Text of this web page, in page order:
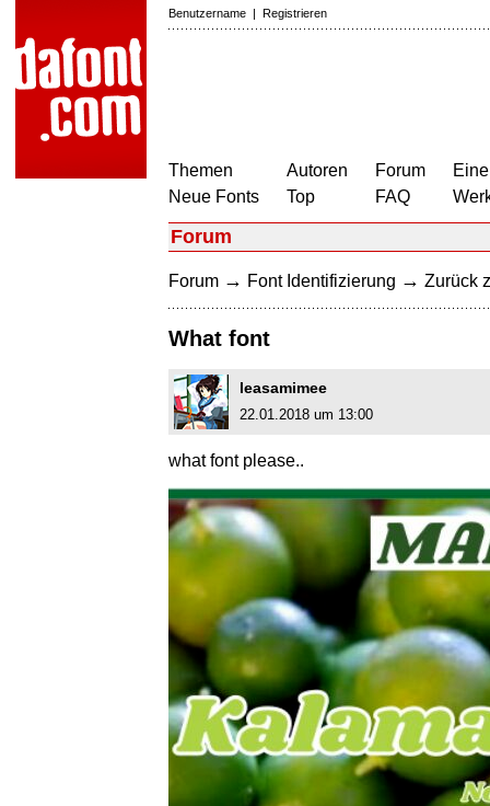
Benutzername | Registrieren
Themen
Neue Fonts
Autoren
Top
Forum
FAQ
Forum
Forum → Font Identifizierung → Zurück
What font
leasamimee
22.01.2018 um 13:00
what font please..